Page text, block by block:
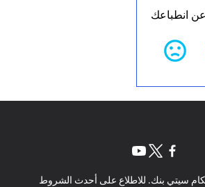
انطباعك
سيتي بنك. للاطلاع على أحدث الشروط